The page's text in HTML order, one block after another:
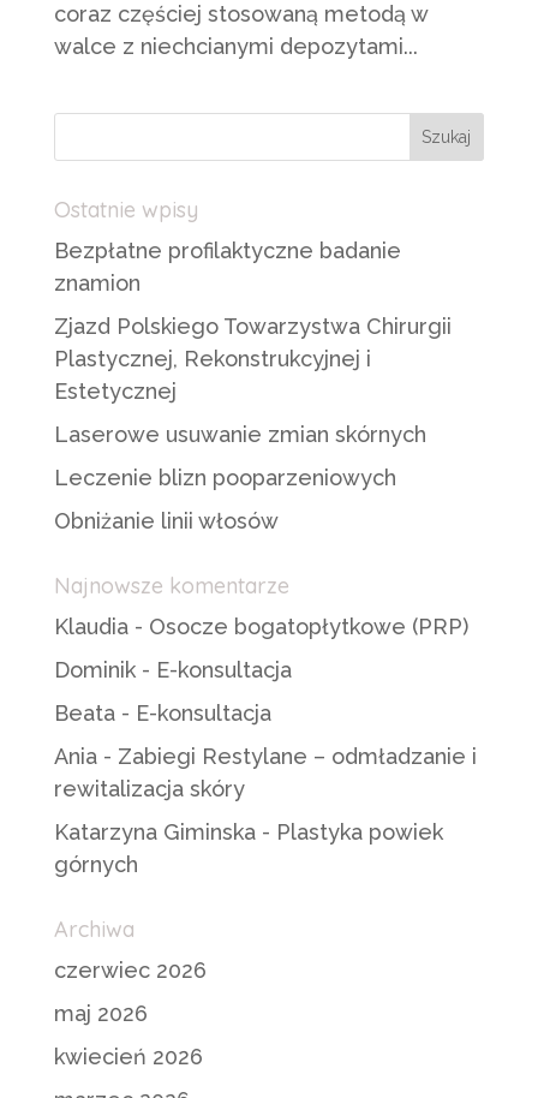
coraz częściej stosowaną metodą w
walce z niechcianymi depozytami...
Ostatnie wpisy
Bezpłatne profilaktyczne badanie
znamion
Zjazd Polskiego Towarzystwa Chirurgii
Plastycznej, Rekonstrukcyjnej i
Estetycznej
Laserowe usuwanie zmian skórnych
Leczenie blizn pooparzeniowych
Obniżanie linii włosów
Najnowsze komentarze
Klaudia- Osocze bogatopłytkowe (PRP)
Dominik- E-konsultacja
Beata- E-konsultacja
Ania- Zabiegi Restylane – odmładzanie i
rewitalizacja skóry
Katarzyna Giminska- Plastyka powiek
górnych
Archiwa
czerwiec 2026
maj 2026
kwiecień 2026